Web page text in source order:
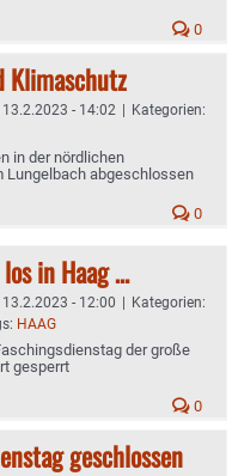
0
Klimaschutz
13.2.2023 - 14:02 | Kategorien:
in der nördlichen
Lungelbach abgeschlossen
0
in Haag …
13.2.2023 - 12:00 | Kategorien:
HAAG
der große
gesperrt
0
geschlossen